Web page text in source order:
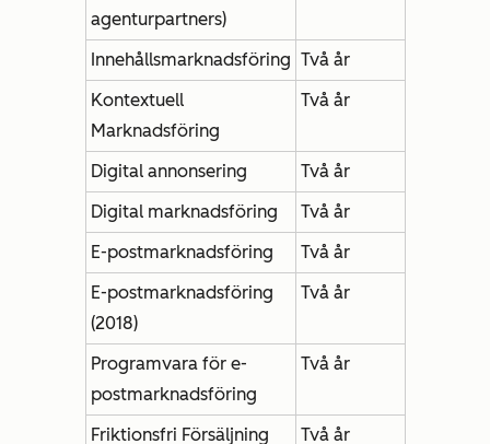
agenturpartners)
Innehållsmarknadsföring Två år
Kontextuell
Marknadsföring
Två år
Digital annonsering
Två år
Digital marknadsföring
Två år
E-postmarknadsföring
Två år
E-postmarknadsföring
(2018)
Två år
Programvara för e-
postmarknadsföring
Två år
Friktionsfri Försäljning
Två år